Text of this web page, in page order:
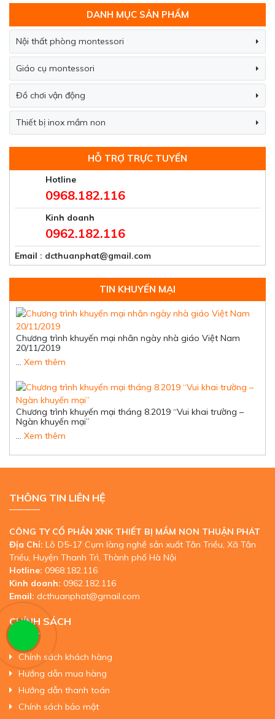
DANH MỤC SẢN PHẨM
Nội thất phòng montessori
Giáo cụ montessori
Đồ chơi vận động
Thiết bị inox mầm non
HỖ TRỢ TRỰC TUYẾN
Hotline
0968.182.116
Kinh doanh
0962.182.116
Email : dcthuanphat@gmail.com
TIN KHUYẾN MẠI
Chương trình khuyến mại nhân ngày nhà giáo Việt Nam
20/11/2019
… Xem thêm
Chương trình khuyến mại tháng 8.2019 “Vui khai trường –
Ngàn khuyến mại”
… Xem thêm
THÔNG TIN LIÊN HỆ
CÔNG TY CỔ PHẦN XNK THIẾT BỊ MẦM NON THUẬN PHÁT
Địa Chỉ: Lô D5-17 Cụm làng nghề sản xuất Tân Triều, Xã Tân
Triều, Huyện Thanh Trì, Thành phố Hà Nội
Hotline: 0968.182.116
Kinh doanh: 0962.182.116
Email: dcthuanphat@gmail.com
CHÍNH SÁCH
Chính sách khách hàng
Hướng dẫn mua hàng
Hướng dẫn thanh toán
Chính sách bảo mật